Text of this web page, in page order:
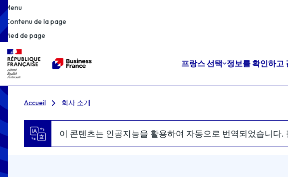
Menu
Contenu de la page
Pied de page
프랑스 선택 정보를 확인하고
Accueil 회사 소개
이 콘텐츠는 인공지능을 활용하여 자동으로 번역되었습니